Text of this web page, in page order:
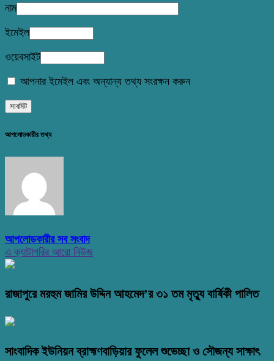
নাম
ইমেইল
ওয়েবসাইট
আপনার ইমেইল এবং অন্যান্য তথ্য সংরক্ষন করুন
আপলোডকারীর তথ্য
আপলোডকারীর সব সংবাদ
এ ক্যাটাগরির আরো নিউজ
রাজাপুরে মরহুম জামির উদ্দিন আহমেদ’র ৩১ তম মৃত্যু বার্ষিকী পালিত
সাংবাদিক ইউনিয়ন ব্রাহ্মণবাড়িয়ার ফুলেল শুভেচ্ছা ও সৌজন্য সাক্ষাৎ